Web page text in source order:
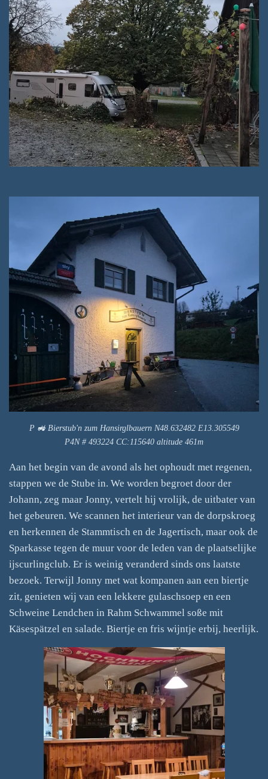
P 🚜 Bierstub'n zum Hansirglbauern N48.632482 E13.305549
P4N # 493224 CC:115640 altitude 461m
Aan het begin van de avond als het ophoudt met regenen,
stappen we de Stube in. We worden begroet door der
Johann, zeg maar Jonny, vertelt hij vrolijk, de uitbater van
het gebeuren. We scannen het interieur van de dorpskroeg
en herkennen de Stammtisch en de Jagertisch, maar ook de
Sparkasse tegen de muur voor de leden van de plaatselijke
ijscurlingclub. Er is weinig veranderd sinds ons laatste
bezoek. Terwijl Jonny met wat kompanen aan een biertje
zit, genieten wij van een lekkere gulaschsoep en een
Schweine Lendchen in Rahm Schwammel soße mit
Käsespätzel en salade. Biertje en fris wijntje erbij, heerlijk.